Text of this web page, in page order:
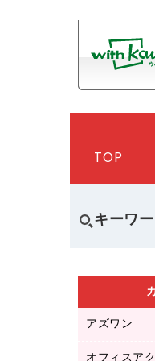
TOP
キーワ
アズワン
医療・介
オフィスア